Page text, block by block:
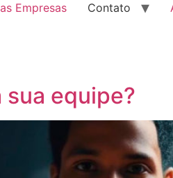
Empresas Contato
equipe?